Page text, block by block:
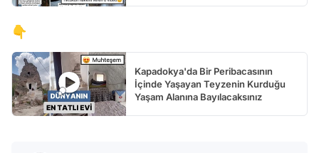
👇
Kapadokya'da Bir Peribacasının
İçinde Yaşayan Teyzenin Kurduğu
Yaşam Alanına Bayılacaksınız